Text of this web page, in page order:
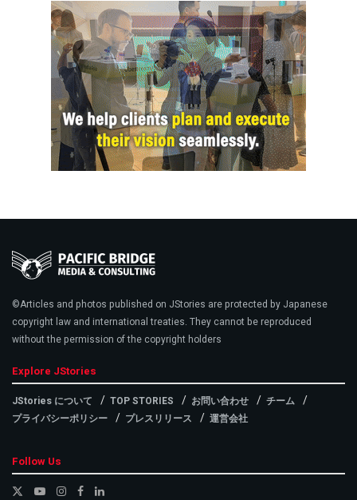
©Articles and photos published on JStories are protected by Japanese
copyright law and international treaties. They cannot be reproduced
without the permission of the copyright holders
Explore JStories
JStories について TOP STORIES お問い合わせ
チーム
プライバシーポリシー
プレスリリース 運営会社
Follow Us